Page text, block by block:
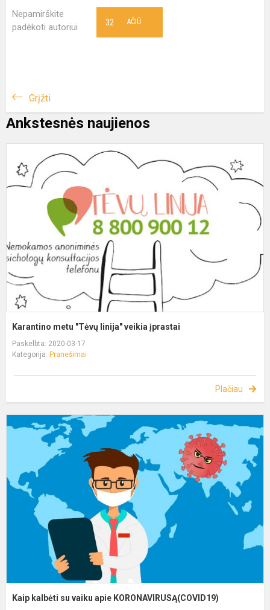
Nepamirškite
padėkoti autoriui
AČIŪ
32
Grįžti
Ankstesnės naujienos
Karantino metu "Tėvų linija" veikia įprastai
Paskelbta: 2020-03-17
Kategorija: Pranešimai
Plačiau
Kaip kalbėti su vaiku apie KORONAVIRUSĄ(COVID19)